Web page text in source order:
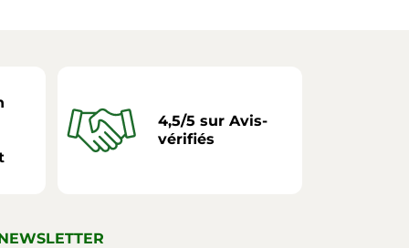
4,5/5 sur Avis-
vérifiés